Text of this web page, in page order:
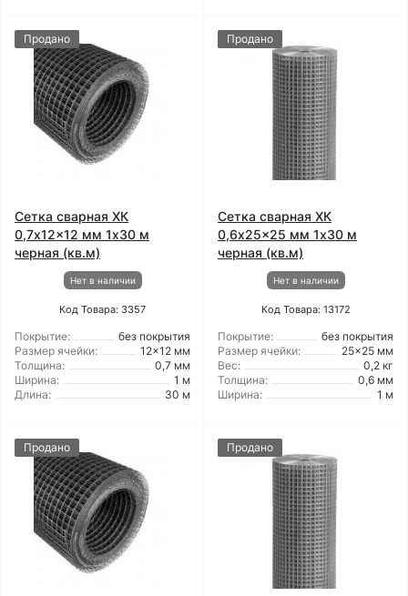
Продано
Сетка сварная ХК
0,7x12x12 мм 1x30 м
черная (кв.м)
Нет в наличии
Код Товара: 3357
Покрытие:
без покрытия
Размер ячейки:
12x12 мм
Толщина:
0,7 мм
Ширина:
1 м
Длина:
30 м
Продано
Сетка сварная ХК
0,6x25x25 мм 1x30 м
черная (кв.м)
Нет в наличии
Код Товара: 13172
Покрытие:
без покрытия
Размер ячейки:
25x25 мм
Вес:
0,2 кг
Толщина:
0,6 мм
Ширина:
1 м
Продано Продано